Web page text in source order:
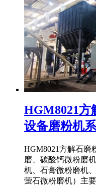
HGM8021方
设备磨粉机
HGM8021方解石磨
磨、碳酸钙微粉磨
机、石膏微粉磨机
萤石微粉磨机）主